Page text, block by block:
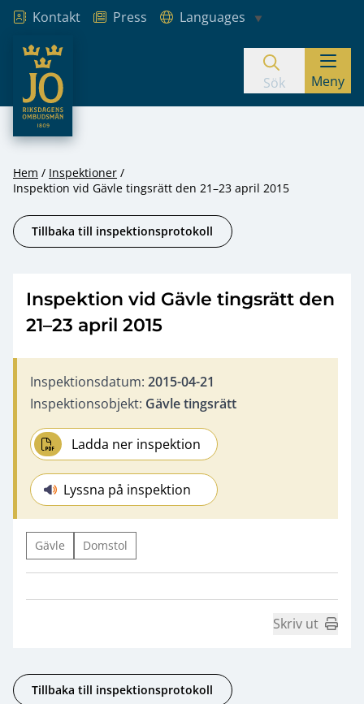
Hoppa till innehåll
Kontakt Press
Languages
JO – Riksdagens Ombudsmän
Sök Meny
Hem
Inspektioner
Inspektion vid Gävle tingsrätt den 21–23 april 2015
Tillbaka till inspektionsprotokoll
Inspektion vid Gävle tingsrätt den
21–23 april 2015
Inspektionsdatum: 2015-04-21
Inspektionsobjekt: Gävle tingsrätt
Ladda ner inspektion
Lyssna på inspektion
Gävle Domstol
Skriv ut
Tillbaka till inspektionsprotokoll